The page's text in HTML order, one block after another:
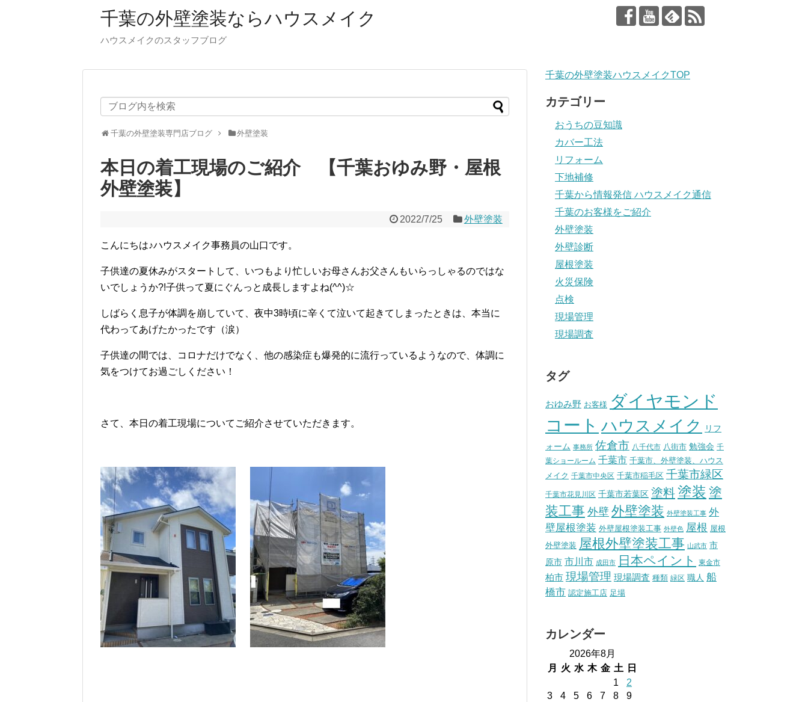
千葉の外壁塗装ならハウスメイク
ハウスメイクのスタッフブログ
千葉の外壁塗装専門店ブログ 外壁塗装
本日の着工現場のご紹介 【千葉おゆみ野・屋根
外壁塗装】
2022/7/25 外壁塗装
こんにちは♪ハウスメイク事務員の山口です。
子供達の夏休みがスタートして、いつもより忙しいお母さんお父さんもいらっしゃるのではな
いでしょうか?!子供って夏にぐんっと成長しますよね(^^)☆
しばらく息子が体調を崩していて、夜中3時頃に辛くて泣いて起きてしまったときは、本当に
代わってあげたかったです（涙）
子供達の間では、コロナだけでなく、他の感染症も爆発的に流行っているようなので、体調に
気をつけてお過ごしください！
さて、本日の着工現場についてご紹介させていただきます。
千葉の外壁塗装ハウスメイクTOP
カテゴリー
おうちの豆知識
カバー工法
リフォーム
下地補修
千葉から情報発信 ハウスメイク通信
千葉のお客様をご紹介
外壁塗装
外壁診断
屋根塗装
火災保険
点検
現場管理
現場調査
タグ
おゆみ野 お客様 ダイヤモンド
コート ハウスメイク
リフ
ォーム 事務所 佐倉市 八千代市 八街市 勉強会 千
葉ショールーム 千葉市 千葉市、外壁塗装、ハウス
メイク 千葉市中央区 千葉市稲毛区 千葉市緑区
千葉市花見川区 千葉市若葉区 塗料塗装 塗
装工事 外壁 外壁塗装 外壁塗装工事 外
壁屋根塗装 外壁屋根塗装工事 外壁色 屋根 屋根
外壁塗装 屋根外壁塗装工事 山武市 市
原市 市川市 成田市 日本ペイント 東金市
柏市 現場管理 現場調査 種類 緑区 職人 船
橋市 認定施工店 足場
カレンダー
2026年8月
月
火 水 木 金 土
日
1
2
3
4 5 6 7 8
9